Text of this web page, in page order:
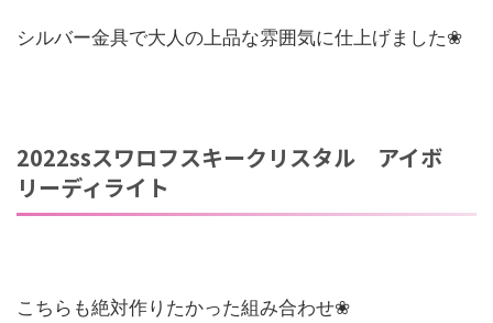
シルバー金具で大人の上品な雰囲気に仕上げました❀
2022ssスワロフスキークリスタル アイボ
リーディライト
こちらも絶対作りたかった組み合わせ❀